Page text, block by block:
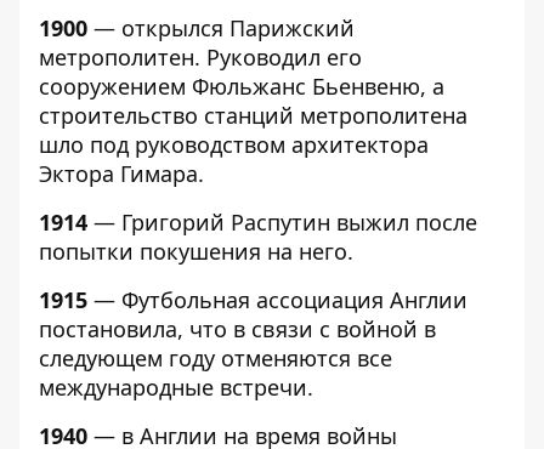
1900 — открылся Парижский
метрополитен. Руководил его
сооружением Фюльжанс Бьенвеню, а
строительство станций метрополитена
шло под руководством архитектора
Эктора Гимара.
1914 — Григорий Распутин выжил после
попытки покушения на него.
1915 — Футбольная ассоциация Англии
постановила, что в связи с войной в
следующем году отменяются все
международные встречи.
1940 — в Англии на время войны